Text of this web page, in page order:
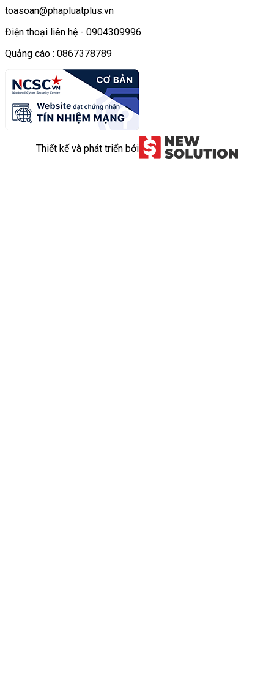
toasoan@phapluatplus.vn
Điện thoại liên hệ - 0904309996
Quảng cáo : 0867378789
Thiết kế và phát triển bởi